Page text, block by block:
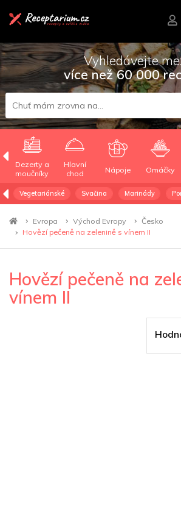
Vyhledávejte
více než 60 000
Dezerty a
moučníky
Hlavní
chod
Nápoje Omáčky
Vegetariánské Svačina Marinády
Evropa Východ Evropy
Česko
Hovězí pečeně na zelenině s vínem II
Hovězí pečeně na
vínem II